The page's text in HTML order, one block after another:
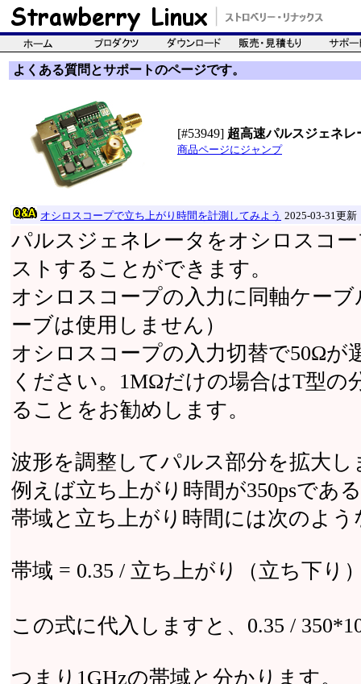
よくある質問とサポートのページです。
[#53949] 超高速パルスジェネレ
商品ページにジャンプ
オシロスコープで立ち上がり時間を計測してみよう 2025-03-31更新
パルスジェネレータをオシロスコ
ストすることができます。
オシロスコープの入力に同軸ケー
ーブは使用しません）
オシロスコープの入力切替で50Ωが
ください。1MΩだけの場合はT型の
ることをお勧めします。
波形を調整してパルス部分を拡大し
例えば立ち上がり時間が350psであ
帯域と立ち上がり時間には次のよ
帯域 = 0.35 / 立ち上がり（立ち下り
この式に代入しますと、0.35 /
つまり1GHzの帯域と分かります。